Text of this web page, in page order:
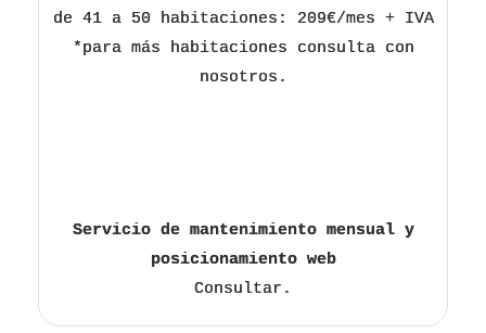
de 41 a 50 habitaciones: 209€/mes + IVA
*para más habitaciones consulta con
nosotros.
Servicio de mantenimiento mensual y
posicionamiento web
Consultar.